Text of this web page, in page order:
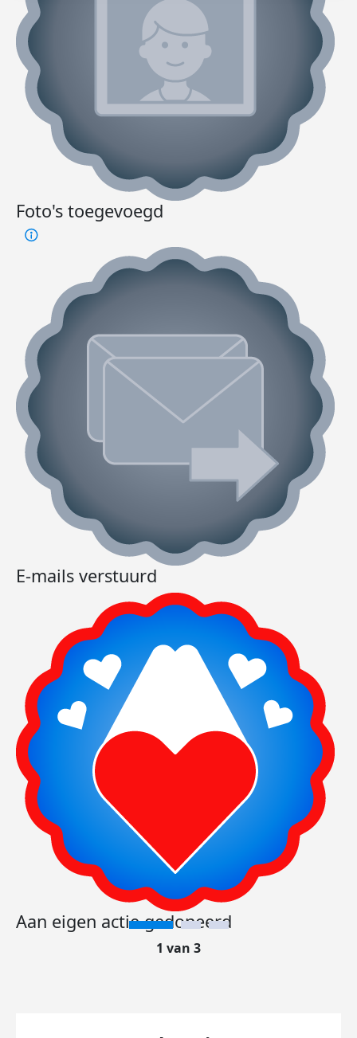
Foto's toegevoegd
E-mails verstuurd
Aan eigen actie gedoneerd
1 van 3